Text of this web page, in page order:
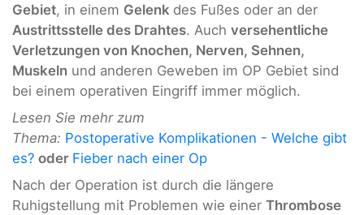
Gebiet, in einem Gelenk des Fußes oder an der
Austrittsstelle des Drahtes. Auch versehentliche
Verletzungen von Knochen, Nerven, Sehnen,
Muskeln und anderen Geweben im OP Gebiet sind
bei einem operativen Eingriff immer möglich.
Lesen Sie mehr zum
Thema: Postoperative Komplikationen - Welche gibt
es? oder Fieber nach einer Op
Nach der Operation ist durch die längere
Ruhigstellung mit Problemen wie einer Thrombose